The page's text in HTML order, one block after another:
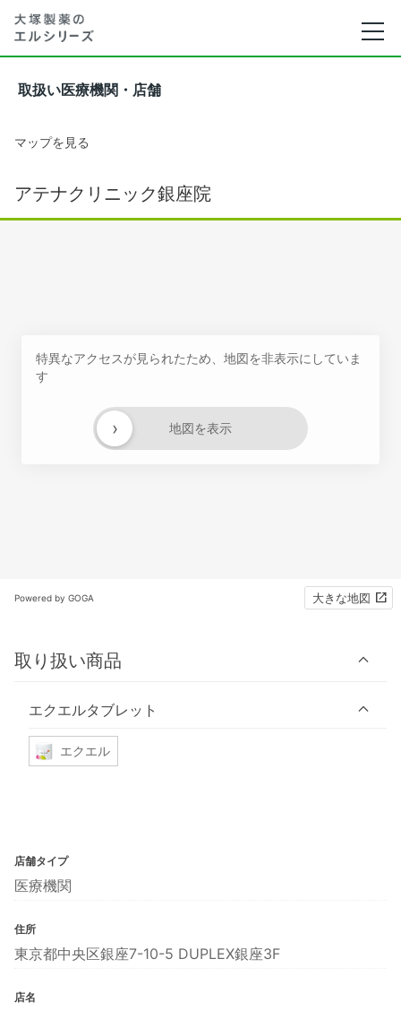
取扱い医療機関・店舗
マップを見る
アテナクリニック銀座院
特異なアクセスが見られたため、地図を非表示にしていま
す
地図を表示
›
Powered by GOGA 大きな地図
取り扱い商品
エクエルタブレット
エクエル
店舗タイプ
医療機関
住所
東京都中央区銀座7-10-5 DUPLEX銀座3F
店名